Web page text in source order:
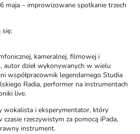
maja – improwizowane spotkanie trzech
się:
kameralnej, filmowej i
autor dzieł wykonywanych w wielu
współpracownik legendarnego Studia
Radia, performer na instrumentach
live.
wokalista i eksperymentator, który
rzeczywistym za pomocą iPada,
instrument.